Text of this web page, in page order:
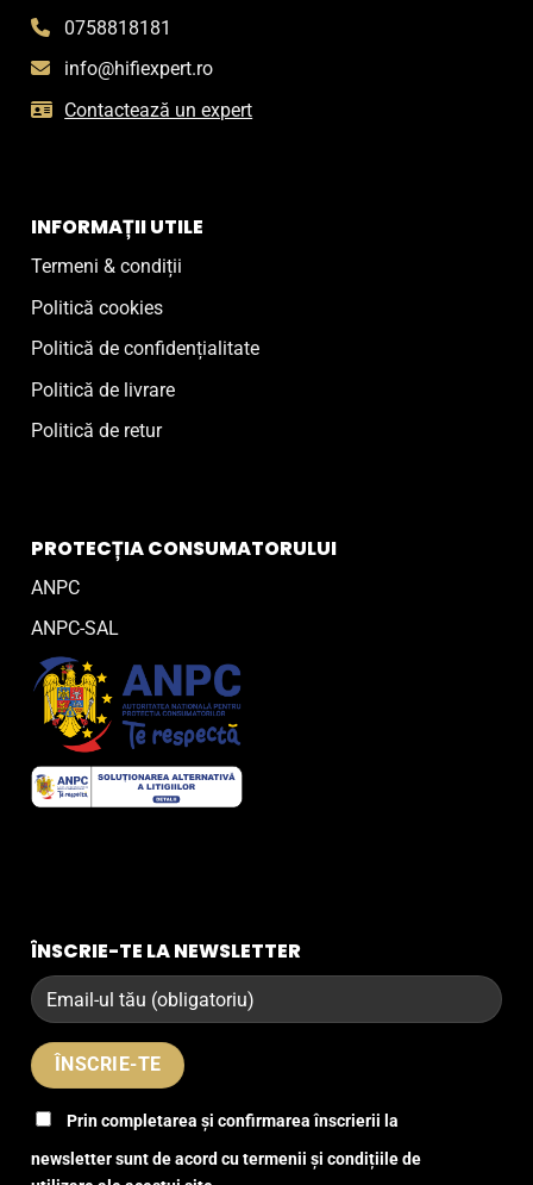
0758818181
info@hifiexpert.ro
Contactează un expert
INFORMAȚII UTILE
Termeni & condiții
Politică cookies
Politică de confidențialitate
Politică de livrare
Politică de retur
PROTECȚIA CONSUMATORULUI
ANPC
ANPC-SAL
ÎNSCRIE-TE LA NEWSLETTER
Prin completarea și confirmarea înscrierii la
newsletter sunt de acord cu termenii și condițiile de